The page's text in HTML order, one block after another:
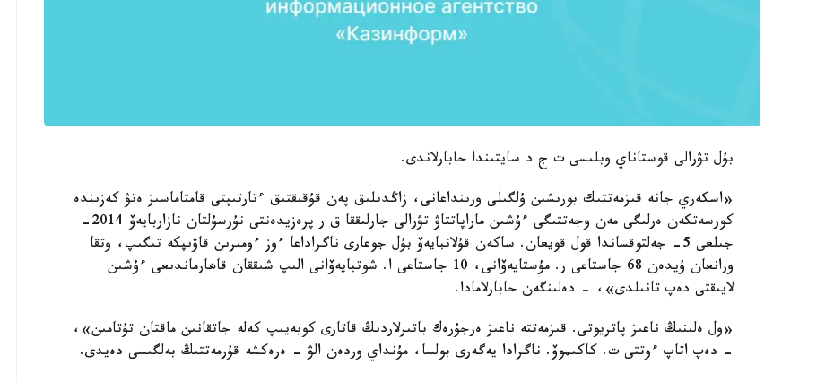
بۇل تۋرالى قوستاناي وبلىسى ت ج د سايتىندا حابارلاندى.
«اسكەري جانە قىزمەتتىك بورىشىن ۇلگىلى ورىنداعانى، زاڭدىلىق پەن قۇقىقتىق ءتارتىپتى قامتاماسىز ەتۋ كەزىندە
كورسەتكەن ەرلىگى مەن وجەتتىگى ءۇشىن ماراپاتتاۋ تۋرالى جارلىققا ق ر پرەزيدەنتى نۇرسۇلتان نازاربايەۆ 2014-
جىلعى 5- جەلتوقساندا قول قويعان. ساكەن قۇلانبايەۆ بۇل جوعارى ناگراداعا ءوز ءومىرىن قاۋىپكە تىگىپ، وتقا
ورانعان ۇيدەن 68 جاستاعى ر. مۇستايەۆانى، 10 جاستاعى ا. شوتبايەۆانى الىپ شىققان قاھارماندىعى ءۇشىن
لايىقتى دەپ تانىلدى»، - دەلىنگەن حابارلامادا.
«ول ەلىنىڭ ناعىز پاتريوتى. قىزمەتتە ناعىز ەرجۇرەك باتىرلاردىڭ قاتارى كوبەيىپ كەلە جاتقانىن ماقتان تۇتامىن»،
- دەپ اتاپ ءوتتى ت. كاكىموۆ. ناگرادا يەگەرى بولسا، مۇنداي وردەن الۋ - ەرەكشە قۇرمەتتىڭ بەلگىسى دەيدى.